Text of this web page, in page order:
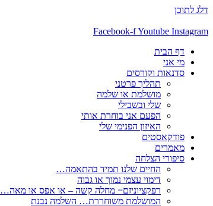
דלג לתוכן
Facebook-fYoutube Instagram
דף הבית
מי אני
סדנאות וקורסים
תהליך פרטני
מושלמת או שלמה
שלי ובשבילי
הפעם אני בוחרת אותי
האיזון הפנימי שלי
פודקאסטים
מאמרים
סיפורי הצלחה
החיים שלנו תמיד בהתאמה…
דימוי עצמי נמוך או גבוה
רפקציוניזם= מחלה קשה – או אפס או מאה…
המושלמת משוחררת… השלמה נבנת